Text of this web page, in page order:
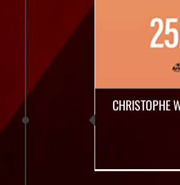
CHRISTOPHE